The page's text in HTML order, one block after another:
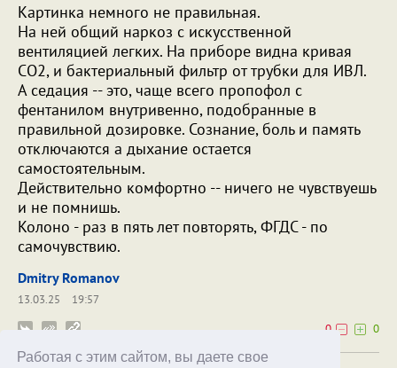
Работая с этим сайтом, вы даете свое
Картинка немного не правильная.
На ней общий наркоз с искусственной
вентиляцией легких. На приборе видна кривая
CO2, и бактериальный фильтр от трубки для ИВЛ.
А седация -- это, чаще всего пропофол с
фентанилом внутривенно, подобранные в
правильной дозировке. Сознание, боль и память
отключаются а дыхание остается
самостоятельным.
Действительно комфортно -- ничего не чувствуешь
и не помнишь.
Колоно - раз в пять лет повторять, ФГДС - по
самочувствию.
Dmitry Romanov
13.03.25
19:57
0
0